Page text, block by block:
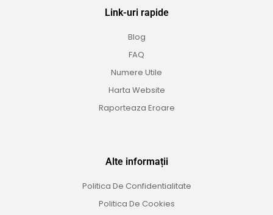
Link-uri rapide
Blog
FAQ
Numere Utile
Harta Website
Raporteaza Eroare
Alte informații
Politica De Confidentialitate
Politica De Cookies